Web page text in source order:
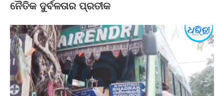
ନୈତିକ ଦୁର୍ବଳତାର ପ୍ରତୀକ